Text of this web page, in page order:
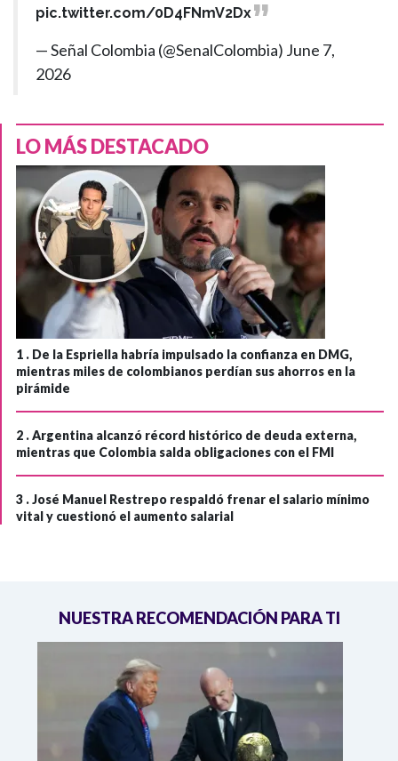
pic.twitter.com/0D4FNmV2Dx
— Señal Colombia (@SenalColombia) June 7,
2026
LO MÁS DESTACADO
1 . De la Espriella habría impulsado la confianza en DMG,
mientras miles de colombianos perdían sus ahorros en la
pirámide
2 .Argentina alcanzó récord histórico de deuda externa,
mientras que Colombia salda obligaciones con el FMI
3 .José Manuel Restrepo respaldó frenar el salario mínimo
vital y cuestionó el aumento salarial
NUESTRA RECOMENDACIÓN PARA TI